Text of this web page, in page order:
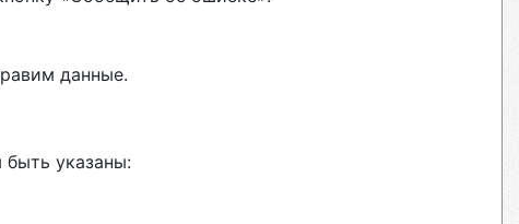
данные.
быть указаны: